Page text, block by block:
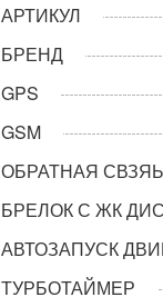
АРТИКУЛ
БРЕНД
GPS
GSM
ОБРАТНАЯ СВЗЯЬ
БРЕЛОК С ЖК
АВТОЗАПУСК
ТУРБОТАЙМЕР